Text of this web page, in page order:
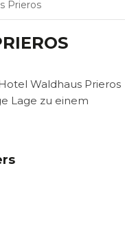
Prieros
Waldhaus Prieros
Lage zu einem